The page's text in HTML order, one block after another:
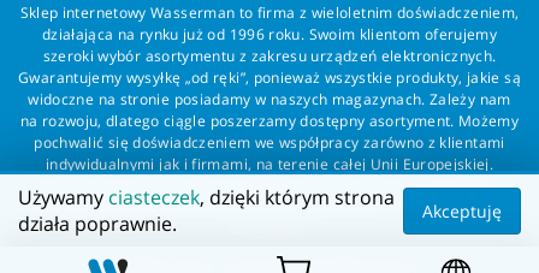
Sklep internetowy Wasserman to firma z wieloletnim doświadczeniem,
działająca na rynku już od 1996 roku. Swoim klientom oferujemy
szeroki wybór asortymentu z zakresu urządzeń elektronicznych.
Gwarantujemy wysyłkę „od ręki”, ponieważ wszystkie produkty, jakie są
widoczne na stronie posiadamy w naszych magazynach. Zależy nam
na rozwoju, dlatego ciągle poszerzamy dostępny asortyment. Możemy
pochwalić się doświadczeniem we współpracy zarówno z klientami
indywidualnymi jak i firmami, na terenie całej Unii Europejskiej.
Zapewniamy profesjonalną obsługę każdego klienta oraz szybką i
bezproblemową realizację zamówień. Wasserman - wszystko dla
Używamy ciasteczek, dzięki którym strona
działa poprawnie.
Akceptuję